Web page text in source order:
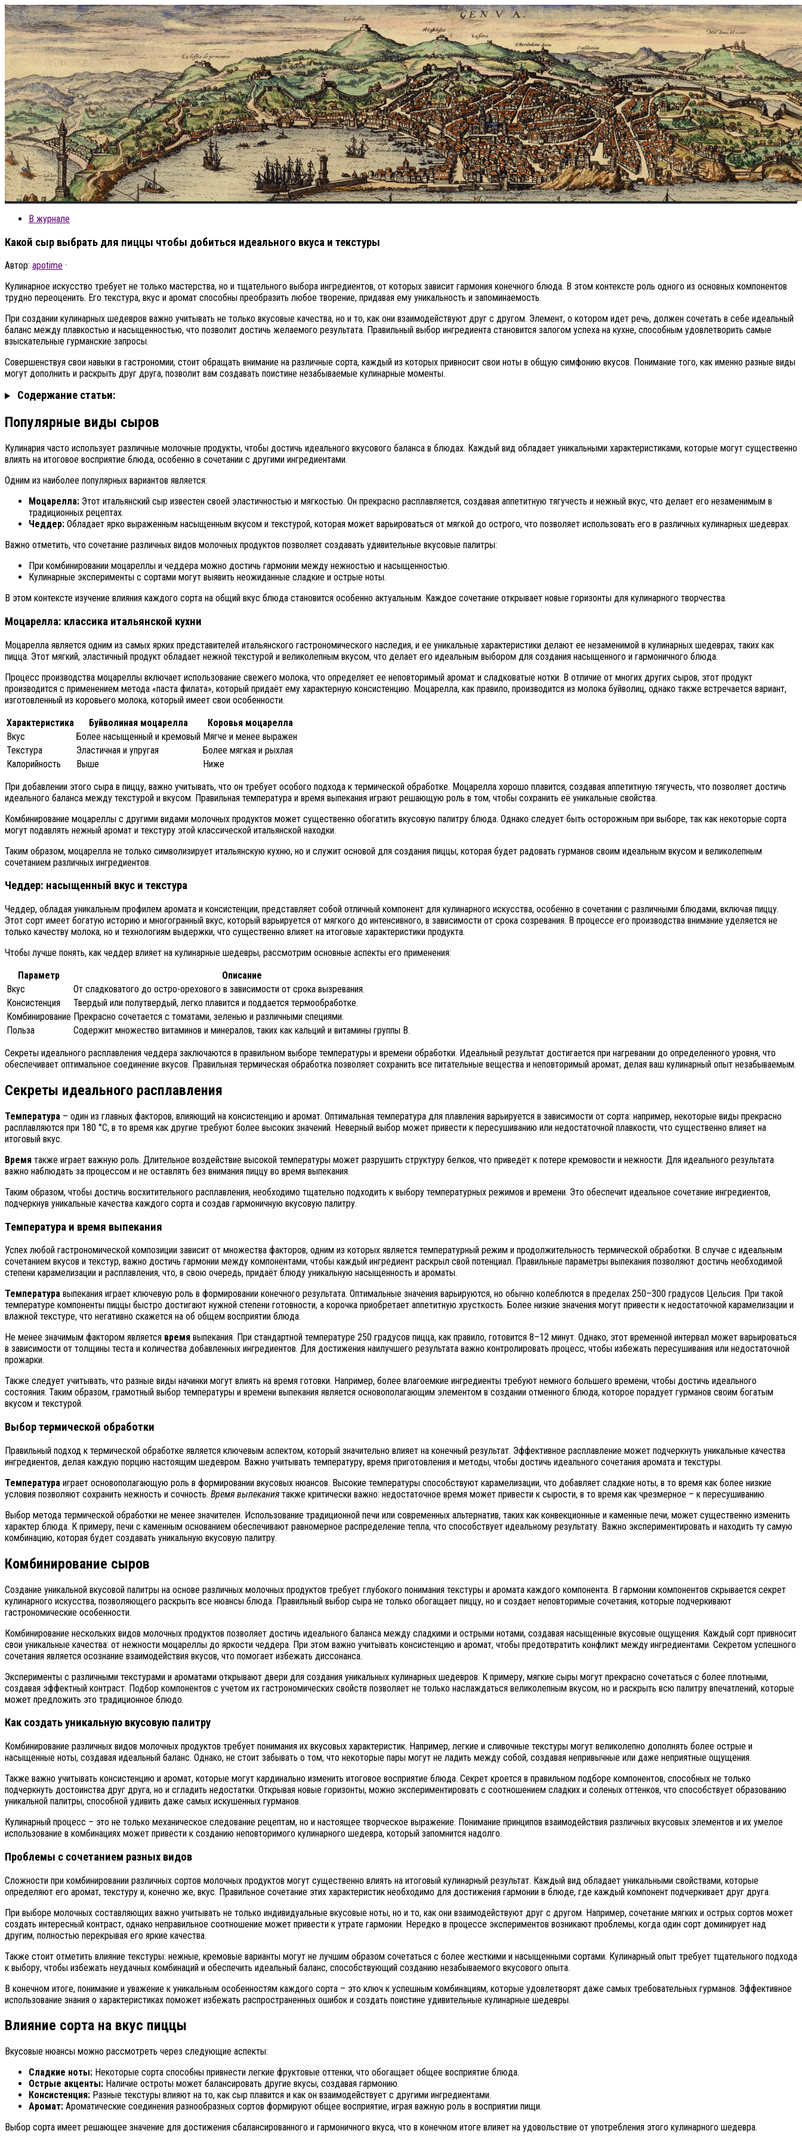
В журнале
Какой сыр выбрать для пиццы чтобы добиться идеального вкуса и текстуры
Автор: apotime ·
Кулинарное искусство требует не только мастерства, но и тщательного выбора ингредиентов, от которых зависит гармония конечного блюда. В этом контексте роль одного из основных компонентов
трудно переоценить. Его текстура, вкус и аромат способны преобразить любое творение, придавая ему уникальность и запоминаемость.
При создании кулинарных шедевров важно учитывать не только вкусовые качества, но и то, как они взаимодействуют друг с другом. Элемент, о котором идет речь, должен сочетать в себе идеальный
баланс между плавкостью и насыщенностью, что позволит достичь желаемого результата. Правильный выбор ингредиента становится залогом успеха на кухне, способным удовлетворить самые
взыскательные гурманские запросы.
Совершенствуя свои навыки в гастрономии, стоит обращать внимание на различные сорта, каждый из которых привносит свои ноты в общую симфонию вкусов. Понимание того, как именно разные виды
могут дополнить и раскрыть друг друга, позволит вам создавать поистине незабываемые кулинарные моменты.
Содержание статьи:
Популярные виды сыров
Кулинария часто использует различные молочные продукты, чтобы достичь идеального вкусового баланса в блюдах. Каждый вид обладает уникальными характеристиками, которые могут существенно
влиять на итоговое восприятие блюда, особенно в сочетании с другими ингредиентами.
Одним из наиболее популярных вариантов является:
Моцарелла: Этот итальянский сыр известен своей эластичностью и мягкостью. Он прекрасно расплавляется, создавая аппетитную тягучесть и нежный вкус, что делает его незаменимым в
традиционных рецептах.
Чеддер: Обладает ярко выраженным насыщенным вкусом и текстурой, которая может варьироваться от мягкой до острого, что позволяет использовать его в различных кулинарных шедеврах.
Важно отметить, что сочетание различных видов молочных продуктов позволяет создавать удивительные вкусовые палитры:
При комбинировании моцареллы и чеддера можно достичь гармонии между нежностью и насыщенностью.
Кулинарные эксперименты с сортами могут выявить неожиданные сладкие и острые ноты.
В этом контексте изучение влияния каждого сорта на общий вкус блюда становится особенно актуальным. Каждое сочетание открывает новые горизонты для кулинарного творчества.
Моцарелла: классика итальянской кухни
Моцарелла является одним из самых ярких представителей итальянского гастрономического наследия, и ее уникальные характеристики делают ее незаменимой в кулинарных шедеврах, таких как
пицца. Этот мягкий, эластичный продукт обладает нежной текстурой и великолепным вкусом, что делает его идеальным выбором для создания насыщенного и гармоничного блюда.
Процесс производства моцареллы включает использование свежего молока, что определяет ее неповторимый аромат и сладковатые нотки. В отличие от многих других сыров, этот продукт
производится с применением метода «паста филата», который придаёт ему характерную консистенцию. Моцарелла, как правило, производится из молока буйволиц, однако также встречается вариант,
изготовленный из коровьего молока, который имеет свои особенности.
Характеристика
Буйволиная моцарелла
Коровья моцарелла
Вкус
Более насыщенный и кремовый Мягче и менее выражен
Текстура
Эластичная и упругая
Более мягкая и рыхлая
Калорийность
Выше
Ниже
При добавлении этого сыра в пиццу, важно учитывать, что он требует особого подхода к термической обработке. Моцарелла хорошо плавится, создавая аппетитную тягучесть, что позволяет достичь
идеального баланса между текстурой и вкусом. Правильная температура и время выпекания играют решающую роль в том, чтобы сохранить её уникальные свойства.
Комбинирование моцареллы с другими видами молочных продуктов может существенно обогатить вкусовую палитру блюда. Однако следует быть осторожным при выборе, так как некоторые сорта
могут подавлять нежный аромат и текстуру этой классической итальянской находки.
Таким образом, моцарелла не только символизирует итальянскую кухню, но и служит основой для создания пиццы, которая будет радовать гурманов своим идеальным вкусом и великолепным
сочетанием различных ингредиентов.
Чеддер: насыщенный вкус и текстура
Чеддер, обладая уникальным профилем аромата и консистенции, представляет собой отличный компонент для кулинарного искусства, особенно в сочетании с различными блюдами, включая пиццу.
Этот сорт имеет богатую историю и многогранный вкус, который варьируется от мягкого до интенсивного, в зависимости от срока созревания. В процессе его производства внимание уделяется не
только качеству молока, но и технологиям выдержки, что существенно влияет на итоговые характеристики продукта.
Чтобы лучше понять, как чеддер влияет на кулинарные шедевры, рассмотрим основные аспекты его применения:
Параметр
Описание
Вкус
От сладковатого до остро-орехового в зависимости от срока вызревания.
Консистенция
Твердый или полутвердый, легко плавится и поддается термообработке.
Комбинирование Прекрасно сочетается с томатами, зеленью и различными специями.
Польза
Содержит множество витаминов и минералов, таких как кальций и витамины группы B.
Секреты идеального расплавления чеддера заключаются в правильном выборе температуры и времени обработки. Идеальный результат достигается при нагревании до определенного уровня, что
обеспечивает оптимальное соединение вкусов. Правильная термическая обработка позволяет сохранить все питательные вещества и неповторимый аромат, делая ваш кулинарный опыт незабываемым.
Секреты идеального расплавления
Температура – один из главных факторов, влияющий на консистенцию и аромат. Оптимальная температура для плавления варьируется в зависимости от сорта: например, некоторые виды прекрасно
расплавляются при 180 °C, в то время как другие требуют более высоких значений. Неверный выбор может привести к пересушиванию или недостаточной плавкости, что существенно влияет на
итоговый вкус.
Время также играет важную роль. Длительное воздействие высокой температуры может разрушить структуру белков, что приведёт к потере кремовости и нежности. Для идеального результата
важно наблюдать за процессом и не оставлять без внимания пиццу во время выпекания.
Таким образом, чтобы достичь восхитительного расплавления, необходимо тщательно подходить к выбору температурных режимов и времени. Это обеспечит идеальное сочетание ингредиентов,
подчеркнув уникальные качества каждого сорта и создав гармоничную вкусовую палитру.
Температура и время выпекания
Успех любой гастрономической композиции зависит от множества факторов, одним из которых является температурный режим и продолжительность термической обработки. В случае с идеальным
сочетанием вкусов и текстур, важно достичь гармонии между компонентами, чтобы каждый ингредиент раскрыл свой потенциал. Правильные параметры выпекания позволяют достичь необходимой
степени карамелизации и расплавления, что, в свою очередь, придаёт блюду уникальную насыщенность и ароматы.
Температура выпекания играет ключевую роль в формировании конечного результата. Оптимальные значения варьируются, но обычно колеблются в пределах 250–300 градусов Цельсия. При такой
температуре компоненты пиццы быстро достигают нужной степени готовности, а корочка приобретает аппетитную хрусткость. Более низкие значения могут привести к недостаточной карамелизации и
влажной текстуре, что негативно скажется на об общем восприятии блюда.
Не менее значимым фактором является время выпекания. При стандартной температуре 250 градусов пицца, как правило, готовится 8–12 минут. Однако, этот временной интервал может варьироваться
в зависимости от толщины теста и количества добавленных ингредиентов. Для достижения наилучшего результата важно контролировать процесс, чтобы избежать пересушивания или недостаточной
прожарки.
Также следует учитывать, что разные виды начинки могут влиять на время готовки. Например, более влагоемкие ингредиенты требуют немного большего времени, чтобы достичь идеального
состояния. Таким образом, грамотный выбор температуры и времени выпекания является основополагающим элементом в создании отменного блюда, которое порадует гурманов своим богатым
вкусом и текстурой.
Выбор термической обработки
Правильный подход к термической обработке является ключевым аспектом, который значительно влияет на конечный результат. Эффективное расплавление может подчеркнуть уникальные качества
ингредиентов, делая каждую порцию настоящим шедевром. Важно учитывать температуру, время приготовления и методы, чтобы достичь идеального сочетания аромата и текстуры.
Температура играет основополагающую роль в формировании вкусовых нюансов. Высокие температуры способствуют карамелизации, что добавляет сладкие ноты, в то время как более низкие
условия позволяют сохранить нежность и сочность. Время выпекания также критически важно: недостаточное время может привести к сырости, в то время как чрезмерное – к пересушиванию.
Выбор метода термической обработки не менее значителен. Использование традиционной печи или современных альтернатив, таких как конвекционные и каменные печи, может существенно изменить
характер блюда. К примеру, печи с каменным основанием обеспечивают равномерное распределение тепла, что способствует идеальному результату. Важно экспериментировать и находить ту самую
комбинацию, которая будет создавать уникальную вкусовую палитру.
Комбинирование сыров
Создание уникальной вкусовой палитры на основе различных молочных продуктов требует глубокого понимания текстуры и аромата каждого компонента. В гармонии компонентов скрывается секрет
кулинарного искусства, позволяющего раскрыть все нюансы блюда. Правильный выбор сыра не только обогащает пиццу, но и создает неповторимые сочетания, которые подчеркивают
гастрономические особенности.
Комбинирование нескольких видов молочных продуктов позволяет достичь идеального баланса между сладкими и острыми нотами, создавая насыщенные вкусовые ощущения. Каждый сорт привносит
свои уникальные качества: от нежности моцареллы до яркости чеддера. При этом важно учитывать консистенцию и аромат, чтобы предотвратить конфликт между ингредиентами. Секретом успешного
сочетания является осознание взаимодействия вкусов, что помогает избежать диссонанса.
Эксперименты с различными текстурами и ароматами открывают двери для создания уникальных кулинарных шедевров. К примеру, мягкие сыры могут прекрасно сочетаться с более плотными,
создавая эффектный контраст. Подбор компонентов с учетом их гастрономических свойств позволяет не только наслаждаться великолепным вкусом, но и раскрыть всю палитру впечатлений, которые
может предложить это традиционное блюдо.
Как создать уникальную вкусовую палитру
Комбинирование различных видов молочных продуктов требует понимания их вкусовых характеристик. Например, легкие и сливочные текстуры могут великолепно дополнять более острые и
насыщенные ноты, создавая идеальный баланс. Однако, не стоит забывать о том, что некоторые пары могут не ладить между собой, создавая непривычные или даже неприятные ощущения.
Также важно учитывать консистенцию и аромат, которые могут кардинально изменить итоговое восприятие блюда. Секрет кроется в правильном подборе компонентов, способных не только
подчеркнуть достоинства друг друга, но и сгладить недостатки. Открывая новые горизонты, можно экспериментировать с соотношением сладких и соленых оттенков, что способствует образованию
уникальной палитры, способной удивить даже самых искушенных гурманов.
Кулинарный процесс – это не только механическое следование рецептам, но и настоящее творческое выражение. Понимание принципов взаимодействия различных вкусовых элементов и их умелое
использование в комбинациях может привести к созданию неповторимого кулинарного шедевра, который запомнится надолго.
Проблемы с сочетанием разных видов
Сложности при комбинировании различных сортов молочных продуктов могут существенно влиять на итоговый кулинарный результат. Каждый вид обладает уникальными свойствами, которые
определяют его аромат, текстуру и, конечно же, вкус. Правильное сочетание этих характеристик необходимо для достижения гармонии в блюде, где каждый компонент подчеркивает друг друга.
При выборе молочных составляющих важно учитывать не только индивидуальные вкусовые ноты, но и то, как они взаимодействуют друг с другом. Например, сочетание мягких и острых сортов может
создать интересный контраст, однако неправильное соотношение может привести к утрате гармонии. Нередко в процессе экспериментов возникают проблемы, когда один сорт доминирует над
другим, полностью перекрывая его яркие качества.
Также стоит отметить влияние текстуры: нежные, кремовые варианты могут не лучшим образом сочетаться с более жесткими и насыщенными сортами. Кулинарный опыт требует тщательного подхода
к выбору, чтобы избежать неудачных комбинаций и обеспечить идеальный баланс, способствующий созданию незабываемого вкусового опыта.
В конечном итоге, понимание и уважение к уникальным особенностям каждого сорта – это ключ к успешным комбинациям, которые удовлетворят даже самых требовательных гурманов. Эффективное
использование знания о характеристиках поможет избежать распространенных ошибок и создать поистине удивительные кулинарные шедевры.
Влияние сорта на вкус пиццы
Вкусовые нюансы можно рассмотреть через следующие аспекты:
Сладкие ноты: Некоторые сорта способны привнести легкие фруктовые оттенки, что обогащает общее восприятие блюда.
Острые акценты: Наличие остроты может балансировать другие вкусы, создавая гармонию.
Консистенция: Разные текстуры влияют на то, как сыр плавится и как он взаимодействует с другими ингредиентами.
Аромат: Ароматические соединения разнообразных сортов формируют общее восприятие, играя важную роль в восприятии пищи.
Выбор сорта имеет решающее значение для достижения сбалансированного и гармоничного вкуса, что в конечном итоге влияет на удовольствие от употребления этого кулинарного шедевра.